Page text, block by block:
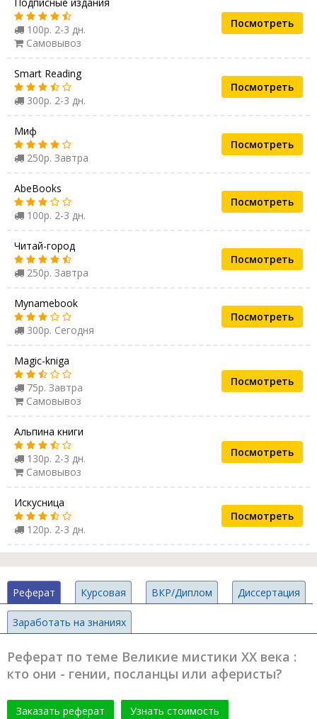
Подписные издания
100р. 2-3 дн.
Самовывоз
Посмотреть
Smart Reading
300р. 2-3 дн.
Посмотреть
Миф
250р. Завтра
Посмотреть
AbeBooks
100р. 2-3 дн.
Посмотреть
Читай-город
250р. Завтра
Посмотреть
Mynamebook
300р. Сегодня
Посмотреть
Magic-kniga
75р. Завтра
Самовывоз
Посмотреть
Альпина книги
130р. 2-3 дн.
Самовывоз
Посмотреть
Искусница
120р. 2-3 дн.
Посмотреть
Реферат Курсовая ВКР/Диплом Диссертация
Заработать на знаниях
Реферат по теме Великие мистики XX века :
кто они - гении, посланцы или аферисты?
Заказать реферат Узнать стоимость